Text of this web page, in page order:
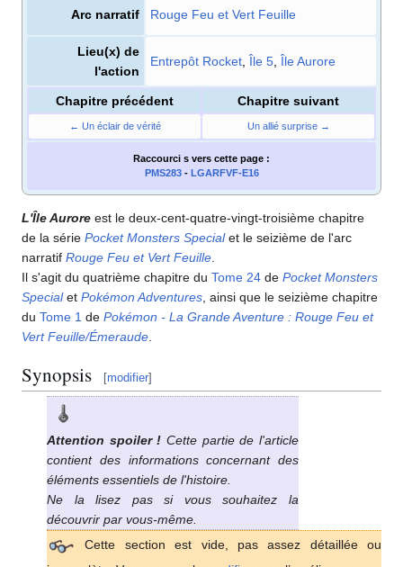
Arc narratif Rouge Feu et Vert Feuille
Lieu(x) de
l'action
Entrepôt Rocket Île 5 Île Aurore
Chapitre précédent Chapitre suivant
← Un éclair de vérité Un allié surprise →
Raccourci s vers cette page :
PMS283- LGARFVF-E16
L'Île Aurore est le deux-cent-quatre-vingt-troisième chapitre
de la série Pocket Monsters Specialet le seizième de l'arc
narratif Rouge Feu et Vert Feuille
Il s'agit du quatrième chapitre du Tome 24 de Pocket Monsters
Specialet Pokémon Adventures , ainsi que le seizième chapitre
du Tome 1 de Pokémon - La Grande Aventure : Rouge Feu et
Vert Feuille/Émeraude
Synopsis [modifier]
Attention spoiler ! Cette partie de l'article
contient des informations concernant des
éléments essentiels de l'histoire.
Ne la lisez pas si vous souhaitez la
découvrir par vous-même.
Cette section est vide, pas assez détaillée ou